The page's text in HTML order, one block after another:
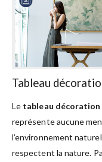
Tableau
Le tableau décoration
représente aucune
l’environnement
respectent la nature.